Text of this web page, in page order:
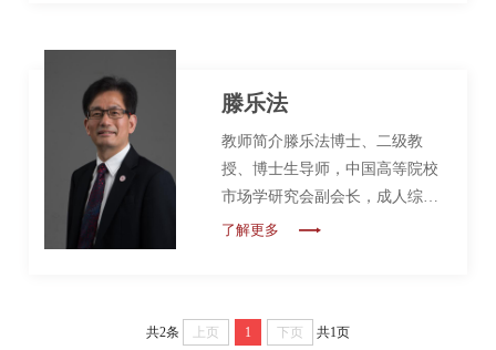
拿大劳里埃大学成人综艺 市场助
理教授2008-2012：加拿大安省理
工大学市场营销助理教授 科研成
果曾以第一作者/通讯作者在
Journal of Marketing Research、
Journal of Marketing、Journal of
滕乐法
教师简介滕乐法博士、二级教
授、博士生导师，中国高等院校
市场学研究会副会长，成人综艺
质量品牌研究院执行院长，江苏
划”人才（A类）。2003年获加拿
了解更多
共2条 上页 1 下页 共1页